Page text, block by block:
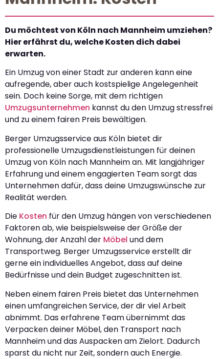
Du möchtest von Köln nach Mannheim umziehen?
Hier erfährst du, welche Kosten dich dabei
erwarten.
Ein Umzug von einer Stadt zur anderen kann eine
aufregende, aber auch kostspielige Angelegenheit
sein. Doch keine Sorge, mit dem richtigen
Umzugsunternehmen kannst du den Umzug stressfrei
und zu einem fairen Preis bewältigen.
Berger Umzugsservice aus Köln bietet dir
professionelle Umzugsdienstleistungen für deinen
Umzug von Köln nach Mannheim an. Mit langjähriger
Erfahrung und einem engagierten Team sorgt das
Unternehmen dafür, dass deine Umzugswünsche zur
Realität werden.
Die Kosten für den Umzug hängen von verschiedenen
Faktoren ab, wie beispielsweise der Größe der
Wohnung, der Anzahl der Möbel und dem
Transportweg. Berger Umzugsservice erstellt dir
gerne ein individuelles Angebot, dass auf deine
Bedürfnisse und dein Budget zugeschnitten ist.
Neben einem fairen Preis bietet das Unternehmen
einen umfangreichen Service, der dir viel Arbeit
abnimmt. Das erfahrene Team übernimmt das
Verpacken deiner Möbel, den Transport nach
Mannheim und das Auspacken am Zielort. Dadurch
sparst du nicht nur Zeit, sondern auch Energie.